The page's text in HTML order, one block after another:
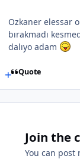
Ozkaner elessar
bırakmadı
dalıyo adam
Quote
Join the
You can post